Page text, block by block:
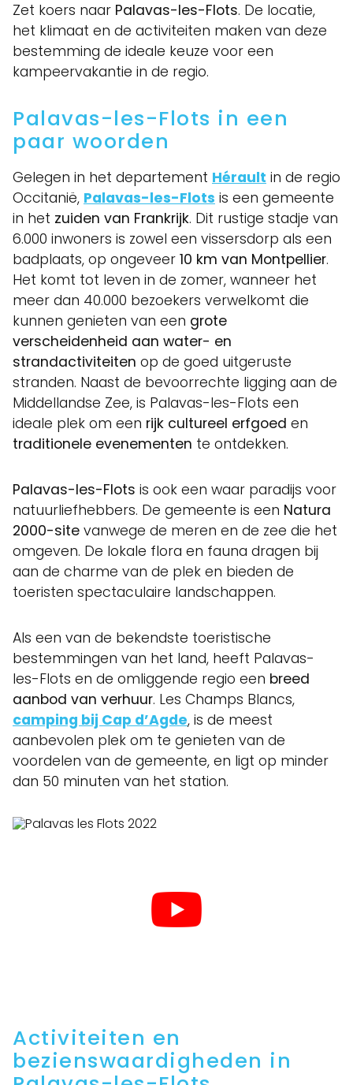
Zet koers naar Palavas-les-Flots. De locatie,
het klimaat en de activiteiten maken van deze
bestemming de ideale keuze voor een
kampeervakantie in de regio.
Palavas-les-Flots in een
paar woorden
Gelegen in het departement Hérault in de regio
Occitanië, Palavas-les-Flots is een gemeente
in het zuiden van Frankrijk. Dit rustige stadje van
6.000 inwoners is zowel een vissersdorp als een
badplaats, op ongeveer 10 km van Montpellier.
Het komt tot leven in de zomer, wanneer het
meer dan 40.000 bezoekers verwelkomt die
kunnen genieten van een grote
verscheidenheid aan water- en
strandactiviteiten op de goed uitgeruste
stranden. Naast de bevoorrechte ligging aan de
Middellandse Zee, is Palavas-les-Flots een
ideale plek om een rijk cultureel erfgoed en
traditionele evenementen te ontdekken.
Palavas-les-Flots is ook een waar paradijs voor
natuurliefhebbers. De gemeente is een Natura
2000-site vanwege de meren en de zee die het
omgeven. De lokale flora en fauna dragen bij
aan de charme van de plek en bieden de
toeristen spectaculaire landschappen.
Als een van de bekendste toeristische
bestemmingen van het land, heeft Palavas-
les-Flots en de omliggende regio een breed
aanbod van verhuur. Les Champs Blancs,
camping bij Cap d’Agde, is de meest
aanbevolen plek om te genieten van de
voordelen van de gemeente, en ligt op minder
dan 50 minuten van het station.
Activiteiten en
bezienswaardigheden in